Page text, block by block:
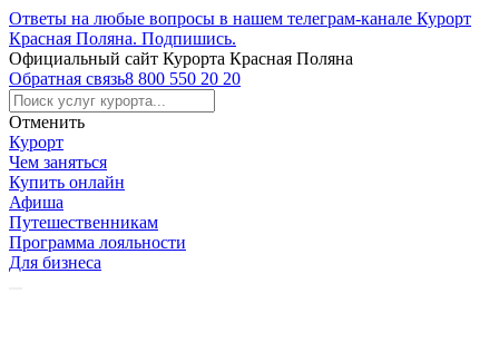
Ответы на любые вопросы в нашем телеграм-канале Курорт
Красная Поляна. Подпишись.
Официальный сайт Курорта Красная Поляна
Обратная связь8 800 550 20 20
Отменить
Курорт
Чем заняться
Купить онлайн
Афиша
Путешественникам
Программа лояльности
Для бизнеса